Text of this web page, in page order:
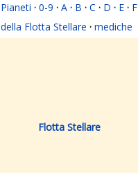
Pianeti · 0-9 · A · B · C · D · E · F
della Flotta Stellare · mediche
Flotta Stellare